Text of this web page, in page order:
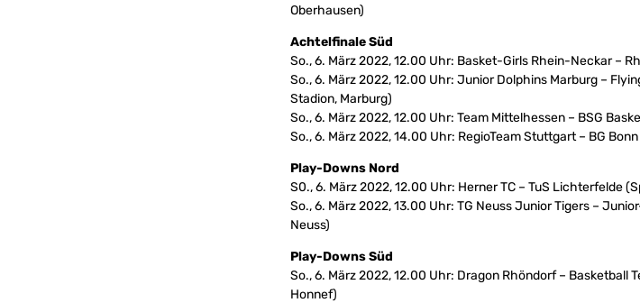
Oberhausen)
Achtelfinale Süd
So., 6. März 2022, 12.00 Uhr: Basket-Girls Rhein-Neckar –
So., 6. März 2022, 12.00 Uhr: Junior Dolphins Marburg –
Stadion, Marburg)
So., 6. März 2022, 12.00 Uhr: Team Mittelhessen – BSG
So., 6. März 2022, 14.00 Uhr: RegioTeam Stuttgart – BG
Play-Downs Nord
S0., 6. März 2022, 12.00 Uhr: Herner TC – TuS Lichterfelde
So., 6. März 2022, 13.00 Uhr: TG Neuss Junior Tigers –
Neuss)
Play-Downs Süd
So., 6. März 2022, 12.00 Uhr: Dragon Rhöndorf – Basketball
Honnef)